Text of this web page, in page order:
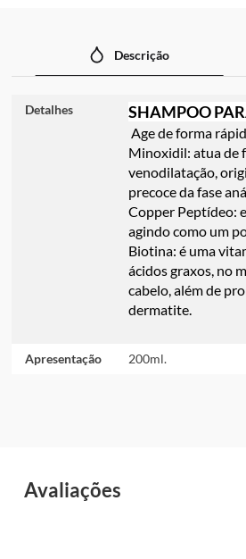
Descrição
Detalhes SHAMPOO
Age de forma
Minoxidil:atua de
venodilatação,
precoce da fase
Copper Peptídeo:
agindo como um
Biotina: é uma
ácidos graxos, no
cabelo, além de
dermatite.
Apresentação 200ml.
Avaliações